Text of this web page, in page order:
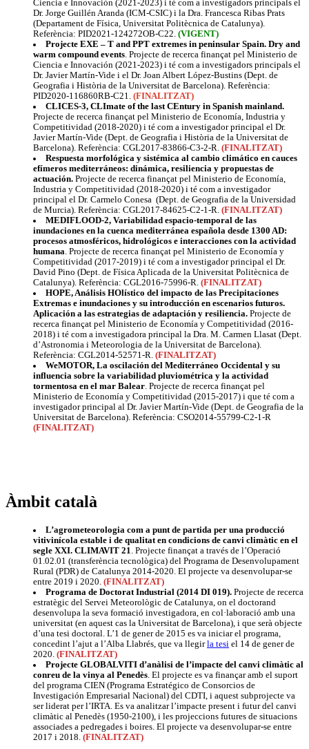
Ciencia e Innovación (2021-2023) i té com a investigadors principals el
Dr. Jorge Guillén Aranda (ICM-CSIC) i la Dra. Francesca Ribas Prats
(Departament de Física, Universitat Politècnica de Catalunya).
Referència: PID2021-124272OB-C22. (VIGENT)
Projecte EXE – T and PPT extremes in peninsular Spain. Dry and
warm compound events . Projecte de recerca finançat pel Ministerio de
Ciencia e Innovación (2021-2023) i té com a investigadors principals el
Dr. Javier Martín-Vide i el Dr. Joan Albert López-Bustins (Dept. de
Geografia i Història de la Universitat de Barcelona). Referència:
PID2020-116860RB-C21. (FINALITZAT)
CLICES-3, CLImate of the last CEntury in Spanish mainland.
Projecte de recerca finançat pel Ministerio de Economía, Industria y
Competitividad (2018-2020) i té com a investigador principal el Dr.
Javier Martín-Vide (Dept. de Geografia i Història de la Universitat de
Barcelona). Referència: CGL2017-83866-C3-2-R. (FINALITZAT)
Respuesta morfológica y sistémica al cambio climático en cauces
efímeros mediterráneos: dinámica, resiliencia y propuestas de
actuación. Projecte de recerca finançat pel Ministerio de Economía,
Industria y Competitividad (2018-2020) i té com a investigador
principal el Dr. Carmelo Conesa (Dept. de Geografia de la Universidad
de Murcia). Referència: CGL2017-84625-C2-1-R. (FINALITZAT)
MEDIFLOOD-2, Variabilidad espacio-temporal de las
inundaciones en la cuenca mediterránea española desde 1300 AD:
procesos atmosféricos, hidrológicos e interacciones con la actividad
humana . Projecte de recerca finançat pel Ministerio de Economía y
Competitividad (2017-2019) i té com a investigador principal el Dr.
David Pino (Dept. de Física Aplicada de la Universitat Politècnica de
Catalunya). Referència: CGL2016-75996-R. (FINALITZAT)
HOPE, Análisis HOlístico del impacto de las Precipitaciones
Extremas e inundaciones y su introducción en escenarios futuros.
Aplicación a las estrategias de adaptación y resiliencia. Projecte de
recerca finançat pel Ministerio de Economía y Competitividad (2016-
2018) i té com a investigadora principal la Dra. M. Carmen Llasat (Dept.
d’Astronomia i Meteorologia de la Universitat de Barcelona).
Referència: CGL2014-52571-R. (FINALITZAT)
WeMOTOR, La oscilación del Mediterráneo Occidental y su
influencia sobre la variabilidad pluviométrica y la actividad
tormentosa en el mar Balear . Projecte de recerca finançat pel
Ministerio de Economía y Competitividad (2015-2017) i que té com a
investigador principal al Dr. Javier Martín-Vide (Dept. de Geografia de la
Universitat de Barcelona). Referència: CSO2014-55799-C2-1-R
(FINALITZAT)
Àmbit català
L’agrometeorologia com a punt de partida per una producció
vitivinícola estable i de qualitat en condicions de canvi climàtic en el
segle XXI. CLIMAVIT 21 . Projecte finançat a través de l’Operació
01.02.01 (transferència tecnològica) del Programa de Desenvolupament
Rural (PDR) de Catalunya 2014-2020. El projecte va desenvolupar-se
entre 2019 i 2020. (FINALITZAT)
Programa de Doctorat Industrial (2014 DI 019).Projecte de recerca
estratègic del Servei Meteorològic de Catalunya, on el doctorand
desenvolupa la seva formació investigadora, en col·laboració amb una
universitat (en aquest cas la Universitat de Barcelona), i que serà objecte
d’una tesi doctoral. L’1 de gener de 2015 es va iniciar el programa,
concedint l’ajut a l’Alba Llabrés, que va llegirla tesi el 14 de gener de
2020. (FINALITZAT)
Projecte GLOBALVITI d’anàlisi de l’impacte del canvi climàtic al
conreu de la vinya al Penedès . El projecte es va finançar amb el suport
del programa CIEN (Programa Estratégico de Consorcios de
Investigación Empresarial Nacional) del CDTI, i aquest subprojecte va
ser liderat per l’IRTA. Es va analitzar l’impacte present i futur del canvi
climàtic al Penedès (1950-2100), i les projeccions futures de situacions
associades a pedregades i boires. El projecte va desenvolupar-se entre
2017 i 2018. (FINALITZAT)